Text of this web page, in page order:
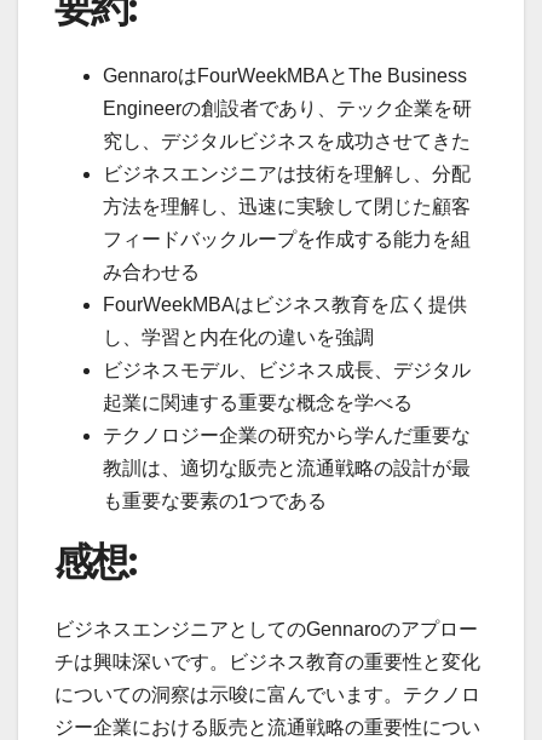
GennaroはFourWeekMBAとThe Business
Engineerの創設者であり、テック企業を研
究し、デジタルビジネスを成功させてきた
ビジネスエンジニアは技術を理解し、分配
方法を理解し、迅速に実験して閉じた顧客
フィードバックループを作成する能力を組
み合わせる
FourWeekMBAはビジネス教育を広く提供
し、学習と内在化の違いを強調
ビジネスモデル、ビジネス成長、デジタル
起業に関連する重要な概念を学べる
テクノロジー企業の研究から学んだ重要な
教訓は、適切な販売と流通戦略の設計が最
も重要な要素の1つである
感想:
ビジネスエンジニアとしてのGennaroのアプロー
チは興味深いです。ビジネス教育の重要性と変化
についての洞察は示唆に富んでいます。テクノロ
ジー企業における販売と流通戦略の重要性につい